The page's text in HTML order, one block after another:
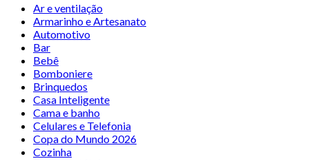
Ar e ventilação
Armarinho e Artesanato
Automotivo
Bar
Bebê
Bomboniere
Brinquedos
Casa Inteligente
Cama e banho
Celulares e Telefonia
Copa do Mundo 2026
Cozinha